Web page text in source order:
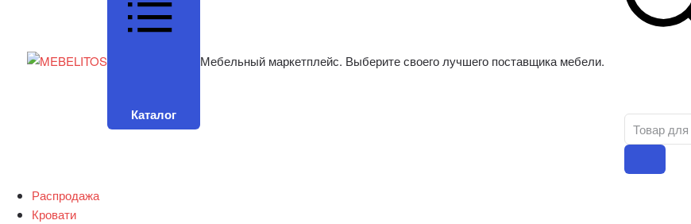
Каталог
Мебельный маркетплейс. Выберите своего лучшего поставщика мебели.
Распродажа
Кровати